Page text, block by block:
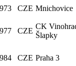
CZE Mnichovice
CZE
CK
Šlapky
CZE Praha 3